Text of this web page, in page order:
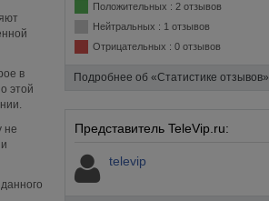
в
этой
не
Положительных : 2 отзывов
Нейтральных : 1 отзывов
Отрицательных : 0 отзывов
Подробнее об «Статистике отзывов»
Представитель TeleVip.ru:
televip